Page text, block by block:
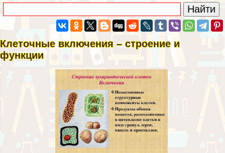
Клеточные включения – строение и
функции